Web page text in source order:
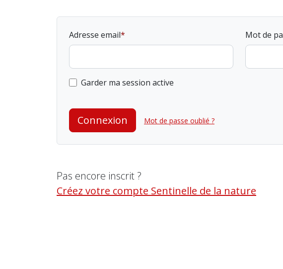
Adresse email Mot de
Garder ma session active
Connexion Mot de passe oublié ?
Pas encore inscrit ?
Créez votre compte Sentinelle de la nature